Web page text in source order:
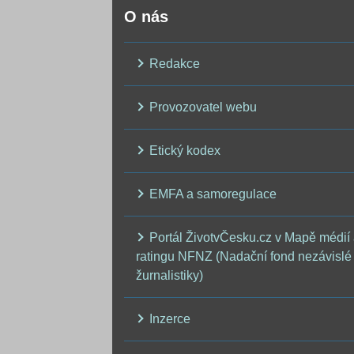
O nás
Redakce
Provozovatel webu
Etický kodex
EMFA a samoregulace
Portál ŽivotvČesku.cz v Mapě médií
ratingu NFNZ (Nadační fond nezávislé
žurnalistiky)
Inzerce